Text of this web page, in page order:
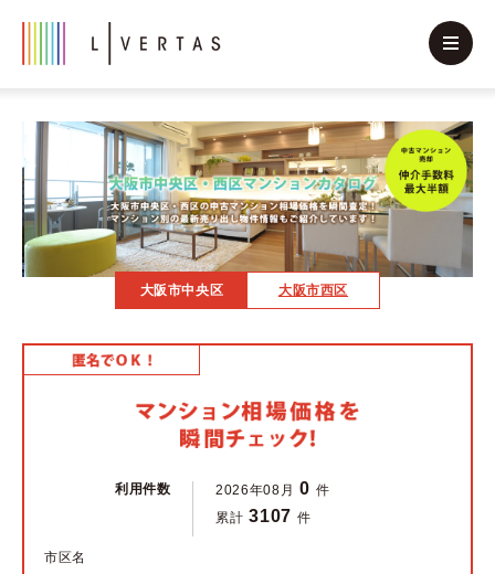
大阪市中央区 大阪市西区
利用件数 2026年08月 0 件
累計 3107 件
市区名